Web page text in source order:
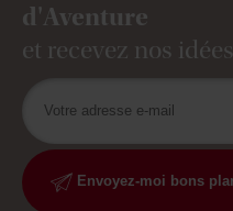
d'Aventure
et recevez nos
Envoyez-moi bons